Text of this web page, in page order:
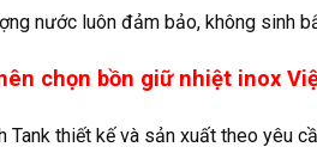
nước luôn đảm bảo, không sinh
chọn bồn giữ nhiệt inox
Tank thiết kế và sản xuất theo yêu